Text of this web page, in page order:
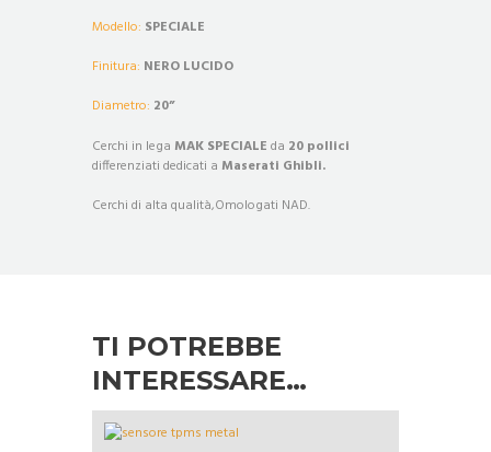
Modello: SPECIALE
Finitura: NERO LUCIDO
Diametro: 20”
Cerchi in lega MAK SPECIALE da 20 pollici
differenziati dedicati a Maserati Ghibli.
Cerchi di alta qualità,Omologati NAD.
TI POTREBBE
INTERESSARE…